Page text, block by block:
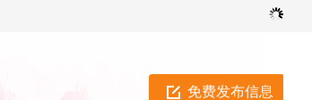
免费发布信息